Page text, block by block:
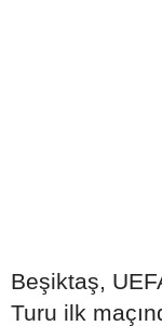
Beşiktaş,
Turu ilk